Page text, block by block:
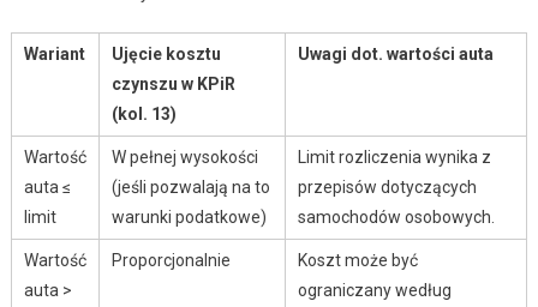
Wariant
Ujęcie kosztu
czynszu w KPiR
(kol. 13)
Uwagi dot. wartości auta
Wartość
auta ≤
limit
W pełnej wysokości
(jeśli pozwalają na to
warunki podatkowe)
Limit rozliczenia wynika z
przepisów dotyczących
samochodów osobowych.
Wartość
auta >
Proporcjonalnie
Koszt może być
ograniczany według